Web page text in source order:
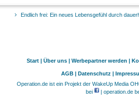
Endlich frei: Ein neues Lebensgefühl durch
Start | Über uns | Werbepartner werden |
AGB | Datenschutz |
Operation.de ist ein Projekt der WakeUp Media
bei
| operation.de